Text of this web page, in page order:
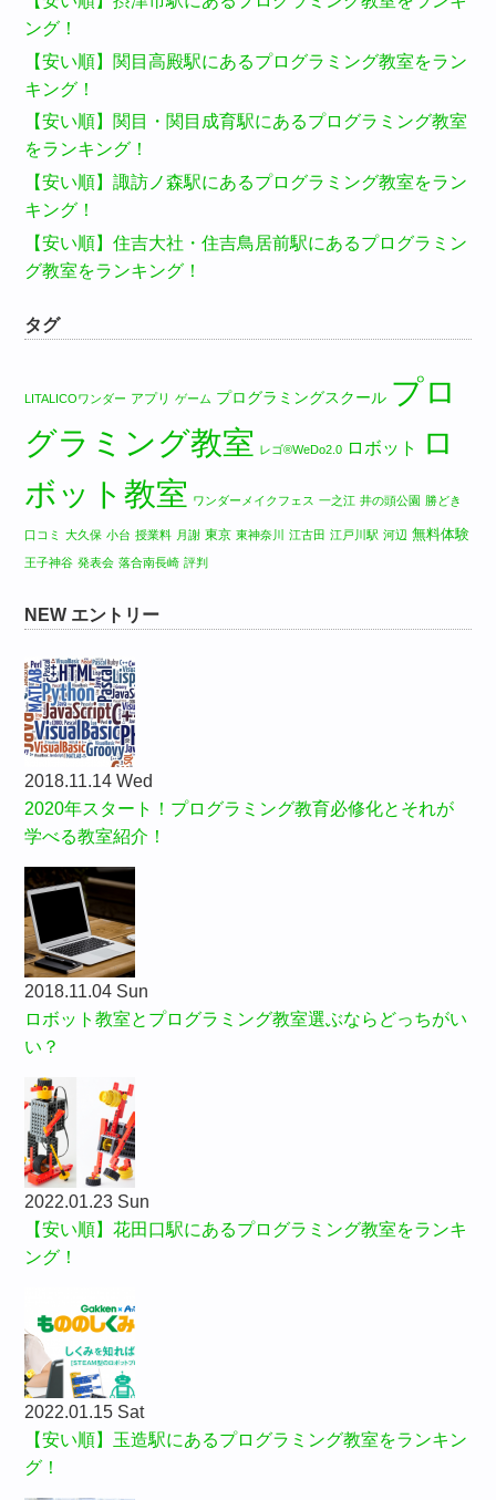
ング！
【安い順】関目高殿駅にあるプログラミング教室をラン
キング！
【安い順】関目・関目成育駅にあるプログラミング教室
をランキング！
【安い順】諏訪ノ森駅にあるプログラミング教室をラン
キング！
【安い順】住吉大社・住吉鳥居前駅にあるプログラミン
グ教室をランキング！
タグ
LITALICOワンダー アプリ ゲーム プログラミングスクール プロ
グラミング教室 レゴ®WeDo2.0 ロボット
ロ
ボット教室 ワンダーメイクフェス 一之江 井の頭公園 勝どき
口コミ 大久保 小台 授業料 月謝 東京 東神奈川 江古田 江戸川駅 河辺 無料体験
王子神谷 発表会 落合南長崎 評判
NEW エントリー
2018.11.14 Wed
2020年スタート！プログラミング教育必修化とそれが
学べる教室紹介！
2018.11.04 Sun
ロボット教室とプログラミング教室選ぶならどっちがい
い？
2022.01.23 Sun
【安い順】花田口駅にあるプログラミング教室をランキ
ング！
2022.01.15 Sat
【安い順】玉造駅にあるプログラミング教室をランキン
グ！